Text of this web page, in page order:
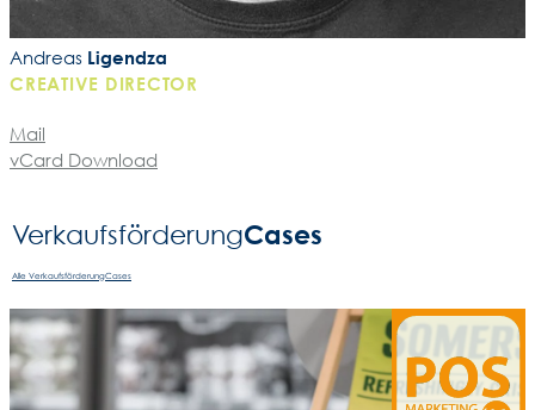
Andreas Ligendza
CREATIVE DIRECTOR
Mail
vCard Download
Verkaufsförderung­Cases
Alle VerkaufsförderungCases